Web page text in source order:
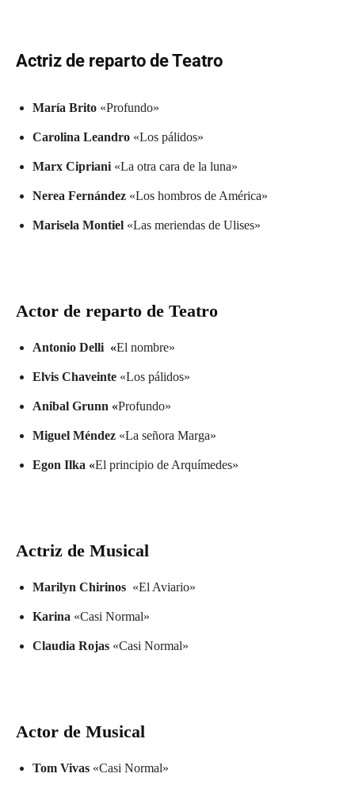
Actriz de reparto de Teatro
María Brito «Profundo»
Carolina Leandro «Los pálidos»
Marx Cipriani «La otra cara de la luna»
Nerea Fernández «Los hombros de América»
Marisela Montiel «Las meriendas de Ulises»
Actor de reparto de Teatro
Antonio Delli «El nombre»
Elvis Chaveinte «Los pálidos»
Anibal Grunn «Profundo»
Miguel Méndez «La señora Marga»
Egon Ilka «El principio de Arquímedes»
Actriz de Musical
Marilyn Chirinos «El Aviario»
Karina «Casi Normal»
Claudia Rojas «Casi Normal»
Actor de Musical
Tom Vivas «Casi Normal»